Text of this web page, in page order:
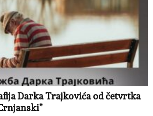
Darka Trajkovića od četvrtka